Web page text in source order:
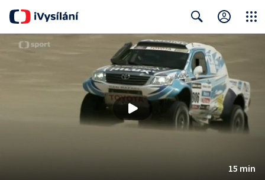
Search
15 min